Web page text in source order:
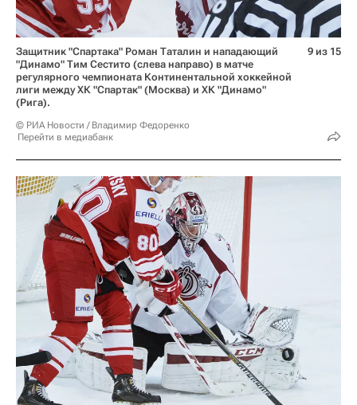
Защитник "Спартака" Роман Таталин и нападающий
"Динамо" Тим Сестито (слева направо) в матче
регулярного чемпионата Континентальной хоккейной
лиги между ХК "Спартак" (Москва) и ХК "Динамо"
(Рига).
© РИА Новости / Владимир Федоренко
Перейти в медиабанк
9 из 15